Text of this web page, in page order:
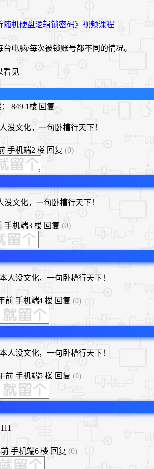
电脑/每次被锁账号都不同的情况。
看见
849 1楼 回复
没文化，一句卧槽行天下！
手机端2 楼 回复 (0)
没文化，一句卧槽行天下！
手机端3 楼 回复 (0)
人没文化，一句卧槽行天下！
前 手机端4 楼 回复 (0)
人没文化，一句卧槽行天下！
前 手机端5 楼 回复 (0)
手机端6 楼 回复 (0)